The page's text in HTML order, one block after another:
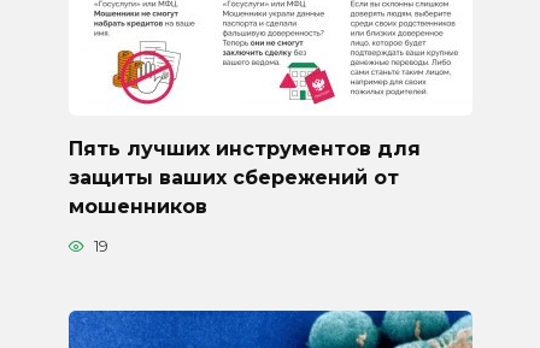
Пять лучших инструментов для
защиты ваших сбережений от
мошенников
19